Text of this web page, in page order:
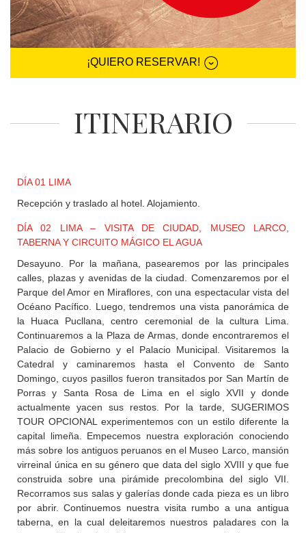
MEXICO
+
REGISTRO
AGENCIAS
SISTEMA
DE
AGENCIAS
¡QUIERO RESERVAR!
ITINERARIO
DÍA 01 LIMA
Recepción y traslado al hotel. Alojamiento.
DÍA 02 LIMA – VISITA DE CIUDAD, MUSEO LARCO,
TABERNA Y CIRCUITO MÁGICO EL AGUA
Desayuno. Por la mañana, pasearemos por las principales
calles, plazas y avenidas de la ciudad. Comenzaremos por el
Parque del Amor en Miraflores, con una espectacular vista del
Océano Pacífico. Luego, tendremos una vista panorámica de
la Huaca Pucllana, centro ceremonial de la cultura Lima.
Continuaremos a la Plaza de Armas, donde encontraremos el
Palacio de Gobierno y el Palacio Municipal. Visitaremos la
Catedral y caminaremos hasta el Convento de Santo
Domingo, cuyos pasillos fueron transitados por San Martín de
Porras y Santa Rosa de Lima en el siglo XVII y donde
actualmente yacen sus restos. Por la tarde, SUGERIMOS
TOUR OPCIONAL experimentemos con un estilo diferente la
capital limeña. Empecemos nuestra exploración conociendo
más sobre los antiguos peruanos en el Museo Larco, mansión
virreinal única en su género que data del siglo XVIII y que fue
construida sobre una pirámide precolombina del siglo VII.
Recorramos sus salas y galerías donde cada pieza es un libro
por abrir. Continuemos nuestra visita rumbo a una antigua
taberna, en la cual deleitaremos nuestros paladares con la